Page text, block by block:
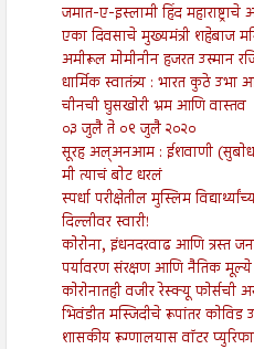
जमात-ए-इस्लामी हिंद महाराष्ट्राचे
एका दिवसाचे मुख्यमंत्री शहेबाज
अमीरूल मोमीनीन हजरत उस्मान
धार्मिक स्वातंत्र्य : भारत कुठे उभा
चीनची घुसखोरी भ्रम आणि वास्तव
०३ जुलै ते ०९ जुलै २०२०
सूरह अल्अनआम : ईशवाणी
मी त्याचं बोट धरलं
स्पर्धा परीक्षेतील मुस्लिम
दिल्लीवर स्वारी!
कोरोना, इंधनदरवाढ आणि त्रस्त
पर्यावरण संरक्षण आणि नैतिक
कोरोनातही वजीर रेस्क्यू फोर्सची
भिवंडीत मस्जिदीचे रूपांतर कोविड
शासकीय रूग्णालयास वॉटर